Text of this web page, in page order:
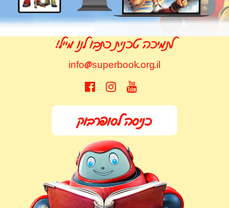
!לתמיכה טכנית כתבו לנו מייל
info@superbook.org.il
כניסה לסופרבוק